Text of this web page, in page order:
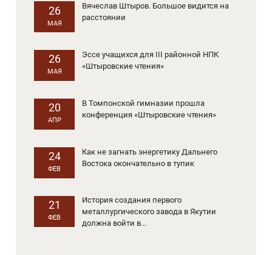
26
МАЯ
Вячеслав Штыров. Большое видится на
расстоянии
26
МАЯ
Эссе учащихся для III районной НПК
«Штыровские чтения»
20
АПР
В Томпонской гимназии прошла
конференция «Штыровские чтения»
24
ФЕВ
Как не загнать энергетику Дальнего
Востока окончательно в тупик
21
ФЕВ
История создания первого
металлургического завода в Якутии
должна войти в...